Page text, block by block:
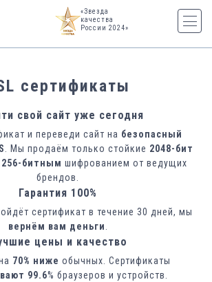
«Звезда
качества
России 2024»
сертификаты
свой сайт уже сегодня
и переведи сайт на безопасный
. Мы продаём только стойкие 2048-бит
256-битным шифрованием от ведущих
брендов.
Гарантия 100%
сертификат в течение 30 дней, мы
вернём вам деньги
цены и качество
70% ниже обычных. Сертификаты
99.6% браузеров и устройств.